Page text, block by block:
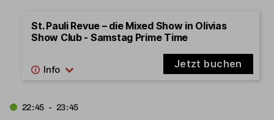
St. Pauli Revue – die Mixed Show in Olivias
Show Club - Samstag Prime Time
Jetzt buchen
22:45 - 23:45